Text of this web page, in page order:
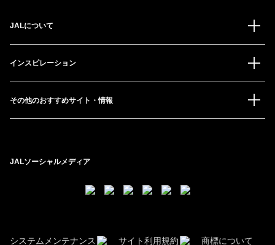
JALについて
インスピレーション
その他のおすすめサイト・情報
JALソーシャルメディア
システムメンテナンス サイト利用規約 商標について